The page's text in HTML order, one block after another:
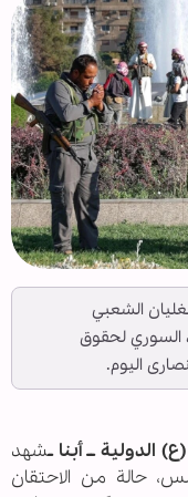
الشعبي
السوري لحقوق
اليوم.
الدولية ــ أبنا ـشهد
حالة من الاحتقان